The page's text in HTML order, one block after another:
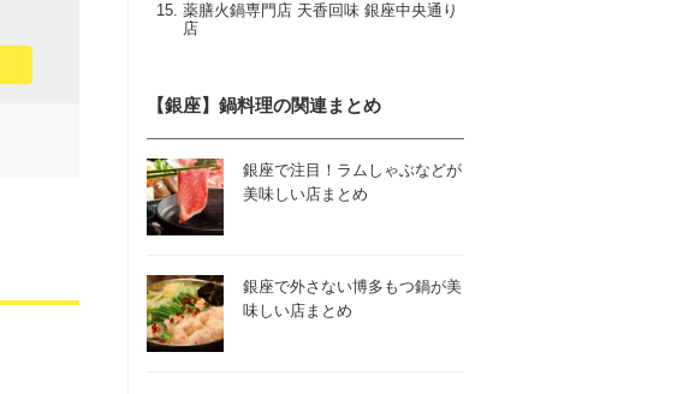
薬膳火鍋専門店 天香回味 銀座中央通り
店
【銀座】鍋料理の関連まとめ
銀座で注目！ラムしゃぶなどが
美味しい店まとめ
銀座で外さない博多もつ鍋が美
味しい店まとめ